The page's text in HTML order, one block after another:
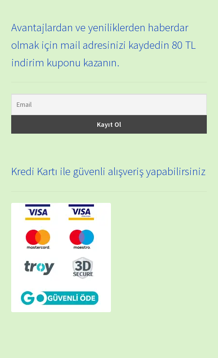
Avantajlardan ve yeniliklerden haberdar
olmak için mail adresinizi kaydedin 80 TL
indirim kuponu kazanın.
Kredi Kartı ile güvenli alışveriş yapabilirsiniz